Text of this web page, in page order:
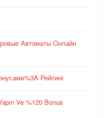
Автоматы Онлайн
Рейтинг
Ve %120 Bonus